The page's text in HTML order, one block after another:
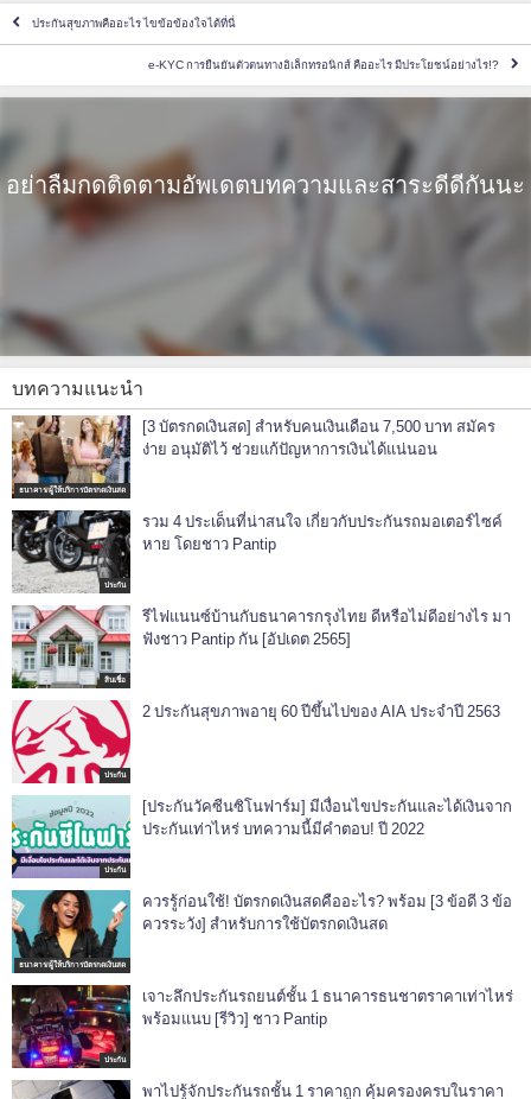
ประกันสุขภาพคืออะไร ไขข้อข้องใจได้ที่นี่
e-KYC การยืนยันตัวตนทางอิเล็กทรอนิกส์ คืออะไร มีประโยชน์อย่างไร!?
อย่าลืมกดติดตามอัพเดตบทความและสาระดีดีกันนะ
บทความแนะนำ
ธนาคาร/ผู้ให้บริการบัตรกดเงินสด
[3 บัตรกดเงินสด] สำหรับคนเงินเดือน 7,500 บาท สมัคร
ง่าย อนุมัติไว้ ช่วยแก้ปัญหาการเงินได้แน่นอน
ประกัน
รวม 4 ประเด็นที่น่าสนใจ เกี่ยวกับประกันรถมอเตอร์ไซค์
หาย โดยชาว Pantip
สินเชื่อ
รีไฟแนนซ์บ้านกับธนาคารกรุงไทย ดีหรือไม่ดีอย่างไร มา
ฟังชาว Pantip กัน [อัปเดต 2565]
ประกัน
2 ประกันสุขภาพอายุ 60 ปีขึ้นไปของ AIA ประจำปี 2563
ประกัน
[ประกันวัคซีนซิโนฟาร์ม] มีเงื่อนไขประกันและได้เงินจาก
ประกันเท่าไหร่ บทความนี้มีคำตอบ! ปี 2022
ธนาคาร/ผู้ให้บริการบัตรกดเงินสด
ควรรู้ก่อนใช้! บัตรกดเงินสดคืออะไร? พร้อม [3 ข้อดี 3 ข้อ
ควรระวัง] สำหรับการใช้บัตรกดเงินสด
ประกัน
เจาะลึกประกันรถยนต์ชั้น 1 ธนาคารธนชาตราคาเท่าไหร่
พร้อมแนบ [รีวิว] ชาว Pantip
พาไปรู้จักประกันรถชั้น 1 ราคาถูก คุ้มครองครบในราคา